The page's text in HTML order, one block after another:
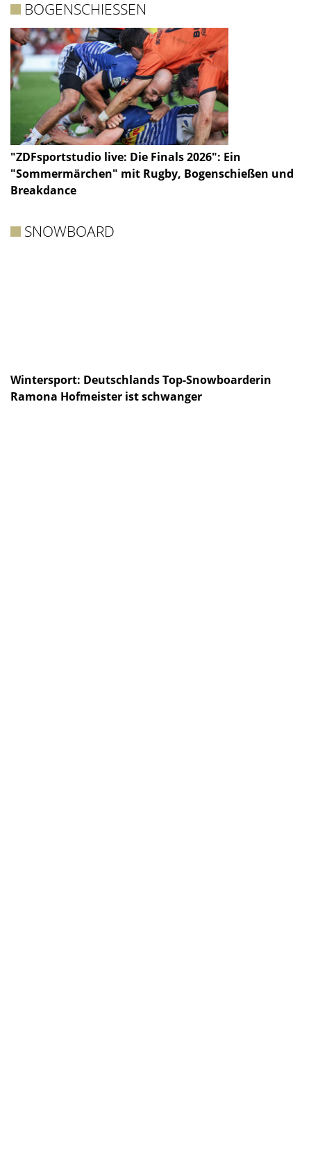
BOGENSCHIESSEN
"ZDFsportstudio live: Die Finals 2026": Ein
"Sommermärchen" mit Rugby, Bogenschießen und
Breakdance
SNOWBOARD
Wintersport: Deutschlands Top-Snowboarderin
Ramona Hofmeister ist schwanger